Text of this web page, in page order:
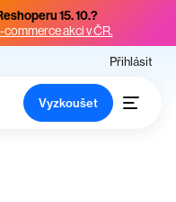
15. 10.?
commerce akci v ČR.
Přihlásit
Vyzkoušet